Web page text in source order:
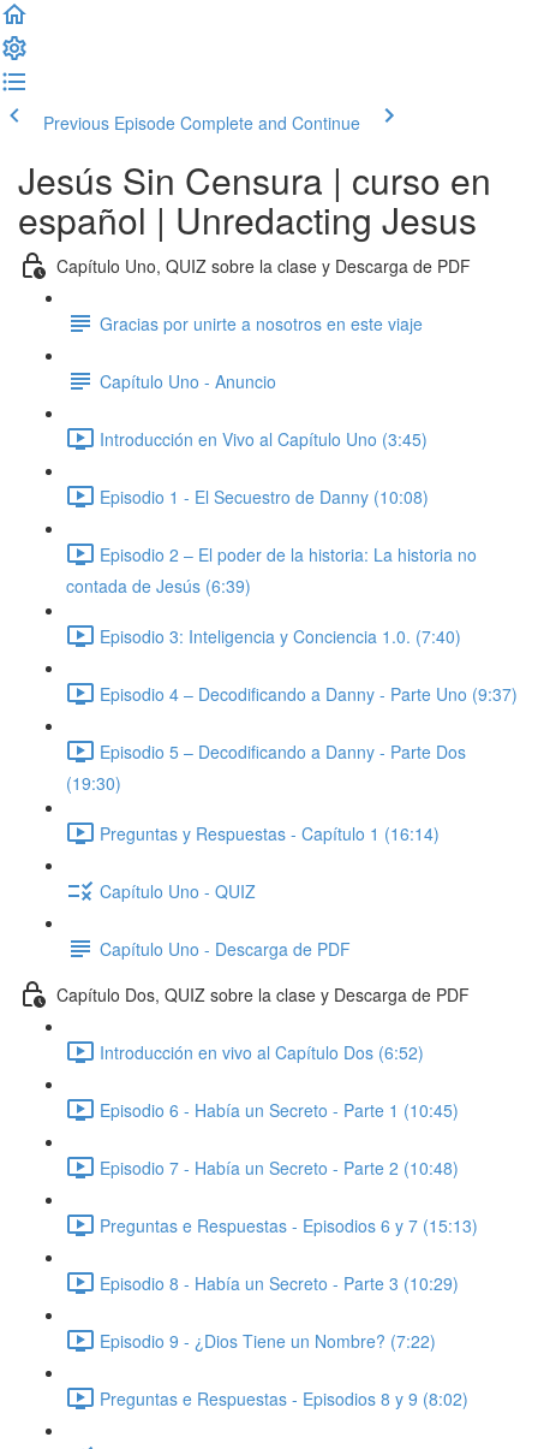
Previous Episode Complete and Continue
Jesús Sin Censura | curso en
español | Unredacting Jesus
Capítulo Uno, QUIZ sobre la clase y Descarga de PDF
Gracias por unirte a nosotros en este viaje
Capítulo Uno - Anuncio
Introducción en Vivo al Capítulo Uno (3:45)
Episodio 1 - El Secuestro de Danny (10:08)
Episodio 2 – El poder de la historia: La historia no
contada de Jesús (6:39)
Episodio 3: Inteligencia y Conciencia 1.0. (7:40)
Episodio 4 – Decodificando a Danny - Parte Uno (9:37)
Episodio 5 – Decodificando a Danny - Parte Dos
(19:30)
Preguntas y Respuestas - Capítulo 1 (16:14)
Capítulo Uno - QUIZ
Capítulo Uno - Descarga de PDF
Capítulo Dos, QUIZ sobre la clase y Descarga de PDF
Introducción en vivo al Capítulo Dos (6:52)
Episodio 6 - Había un Secreto - Parte 1 (10:45)
Episodio 7 - Había un Secreto - Parte 2 (10:48)
Preguntas e Respuestas - Episodios 6 y 7 (15:13)
Episodio 8 - Había un Secreto - Parte 3 (10:29)
Episodio 9 - ¿Dios Tiene un Nombre? (7:22)
Preguntas e Respuestas - Episodios 8 y 9 (8:02)